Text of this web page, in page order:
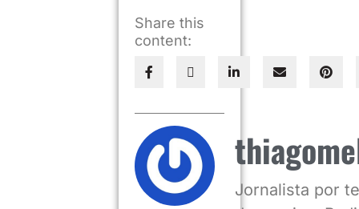
Share this
content:
Jornalista por